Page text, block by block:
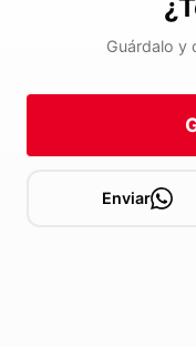
Guárdalo y
Enviar